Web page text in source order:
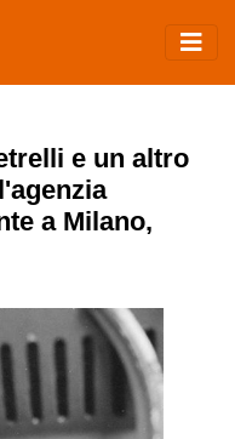
e un altro
a Milano,